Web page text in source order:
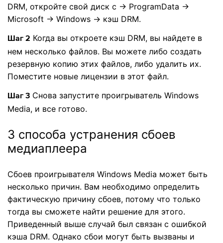
DRM, откройте свой диск c -> ProgramData ->
Microsoft -> Windows -> кэш DRM.
Шаг 2 Когда вы откроете кэш DRM, вы найдете в
нем несколько файлов. Вы можете либо создать
резервную копию этих файлов, либо удалить их.
Поместите новые лицензии в этот файл.
Шаг 3 Снова запустите проигрыватель Windows
Media, и все готово.
3 способа устранения сбоев
медиаплеера
Сбоев проигрывателя Windows Media может быть
несколько причин. Вам необходимо определить
фактическую причину сбоев, потому что только
тогда вы сможете найти решение для этого.
Приведенный выше случай был связан с ошибкой
кэша DRM. Однако сбои могут быть вызваны и